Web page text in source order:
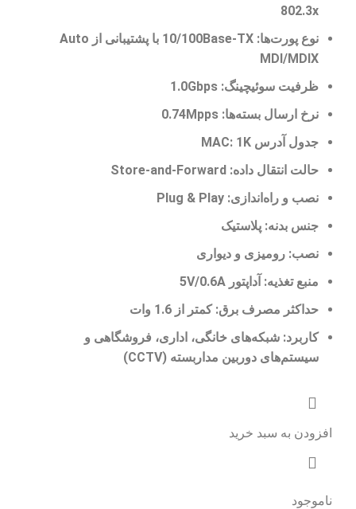
802.3x
نوع پورت‌ها:
10/100Base-TX با پشتیبانی از Auto
MDI/MDIX
ظرفیت سوئیچینگ:
نرخ ارسال بسته‌ها:
جدول آدرس MAC: 1K
حالت انتقال داده:
نصب و راه‌اندازی:
جنس بدنه: پلاستیک
نصب: رومیزی و دیواری
منبع تغذیه: آداپتور 5V/0.6A
حداکثر مصرف برق: کمتر از 1.6 وات
کاربرد: شبکه‌های خانگی، اداری، فروشگاهی و
سیستم‌های دوربین مداربسته (CCTV)
افزودن به سبد خرید
ناموجود